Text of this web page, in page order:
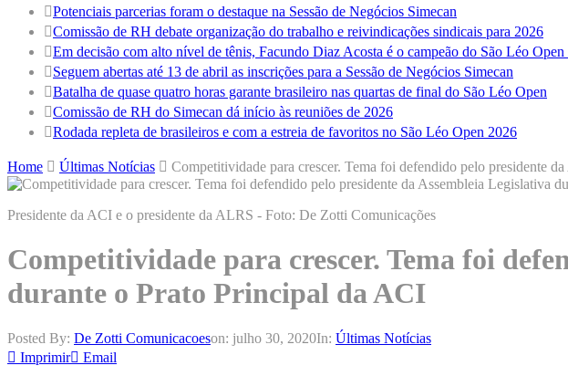
Potenciais parcerias foram o destaque na Sessão de Negócios Simecan
Comissão de RH debate organização do trabalho e reivindicações sindicais para 2026
Em decisão com alto nível de tênis, Facundo Diaz Acosta é o campeão do São Léo Open
Seguem abertas até 13 de abril as inscrições para a Sessão de Negócios Simecan
Batalha de quase quatro horas garante brasileiro nas quartas de final do São Léo Open
Comissão de RH do Simecan dá início às reuniões de 2026
Rodada repleta de brasileiros e com a estreia de favoritos no São Léo Open 2026
Home Últimas Notícias Competitividade para crescer. Tema foi defendido pelo presidente
Presidente da ACI e o presidente da ALRS - Foto: De Zotti Comunicações
Competitividade para crescer. Tema foi
durante o Prato Principal da ACI
Posted By: De Zotti Comunicacoeson: julho 30, 2020In: Últimas Notícias
Imprimir
Email